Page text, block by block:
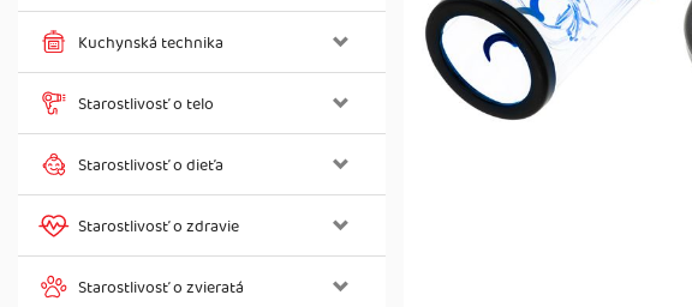
Kuchynská technika
Starostlivosť o telo
Starostlivosť o dieťa
Starostlivosť o zdravie
Starostlivosť o zvieratá